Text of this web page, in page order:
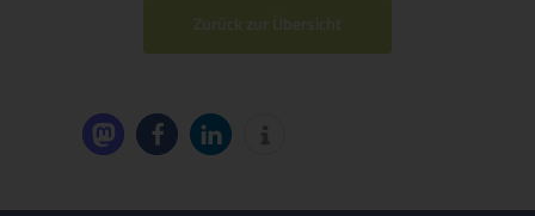
Zurück zur Übersicht